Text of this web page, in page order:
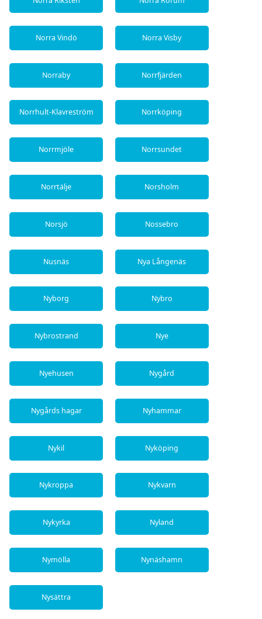
Norra Vindö Norra Visby
Norraby Norrfjärden
Norrhult-Klavreström Norrköping
Norrmjöle Norrsundet
Norrtälje Norsholm
Norsjö Nossebro
Nusnäs Nya Långenäs
Nyborg Nybro
Nybrostrand Nye
Nyehusen Nygård
Nygårds hagar Nyhammar
Nykil Nyköping
Nykroppa Nykvarn
Nykyrka Nyland
Nymölla Nynäshamn
Nysättra